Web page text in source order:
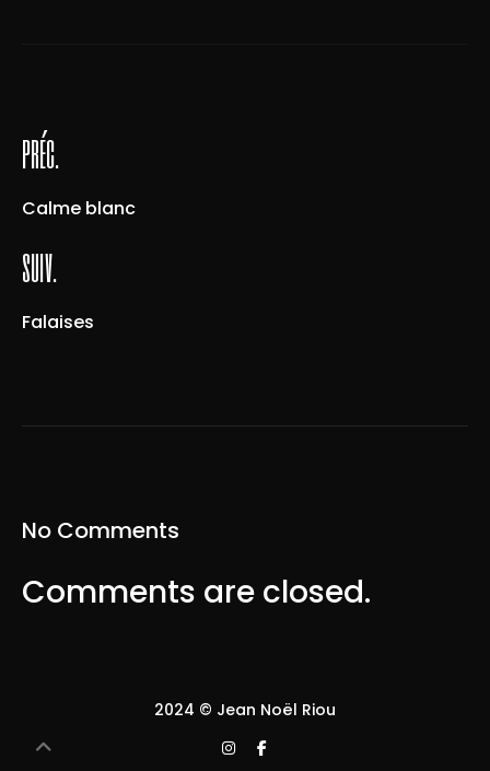
préc.
Calme blanc
suiv.
Falaises
No Comments
Comments are closed.
2024 © Jean Noël Riou